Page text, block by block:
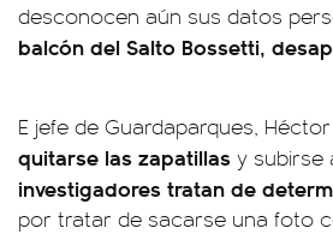
desconocen aún sus datos
balcón del Salto Bossetti,
E jefe de Guardaparques,
quitarse las zapatillas y subirse
investigadores tratan de
por tratar de sacarse una foto